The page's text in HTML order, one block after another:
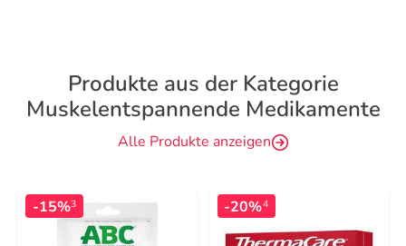
Produkte aus der Kategorie
Muskelentspannende Medikamente
Alle Produkte anzeigen
-15%3 -20%4